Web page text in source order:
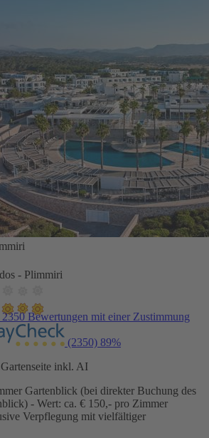
- Plimmiri
Bewertungen mit einer Zustimmung
(2350) 89%
inkl. AI
Gartenblick (bei direkter Buchung des
- Wert: ca. € 150,- pro Zimmer
Verpflegung mit vielfältiger